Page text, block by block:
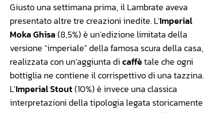
Giusto una settimana prima, il Lambrate aveva
presentato altre tre creazioni inedite. L’Imperial
Moka Ghisa (8,5%) è un’edizione limitata della
versione “imperiale” della famosa scura della casa,
realizzata con un’aggiunta dicaffètale che ogni
bottiglia ne contiene il corrispettivo di una tazzina.
L’Imperial Stout(10%) è invece una classica
interpretazioni della tipologia legata storicamente